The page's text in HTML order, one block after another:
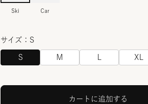
Ski Car
サイズ：S
S M XL
カートに追加する